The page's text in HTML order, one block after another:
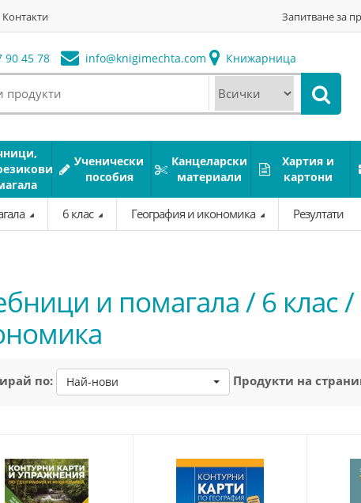
Контакти Запитване за
90 45 78 info@knigimechta.com Книжарница
Ученически
пособия
Канцеларски
материали
Хартия и
картони
6 клас География и икономика Резултати
и помагала / 6 клас
по: Най-нови Продукти на